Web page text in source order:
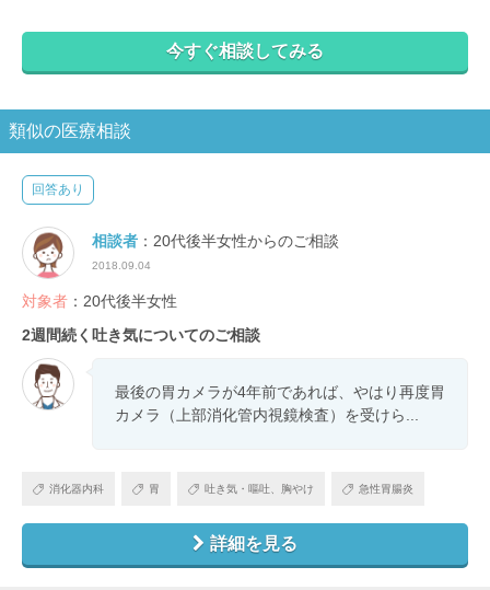
今すぐ相談してみる
類似の医療相談
回答あり
相談者 ：20代後半女性からのご相談
2018.09.04
対象者 ：20代後半女性
2週間続く吐き気についてのご相談
最後の胃カメラが4年前であれば、やはり再度胃
カメラ（上部消化管内視鏡検査）を受けら...
消化器内科 胃 吐き気・嘔吐、胸やけ 急性胃腸炎
詳細を見る